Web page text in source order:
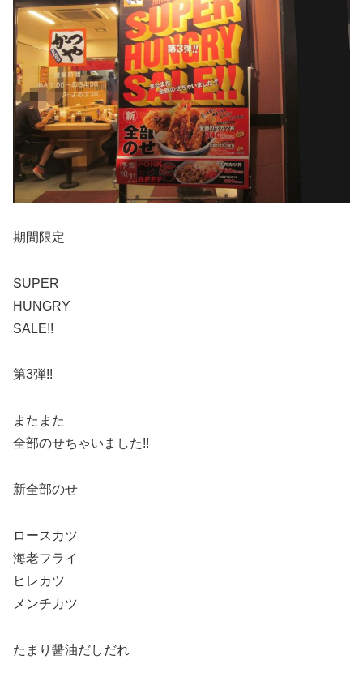
期間限定
SUPER
HUNGRY
SALE!!
第3弾!!
またまた
全部のせちゃいました!!
新全部のせ
ロースカツ
海老フライ
ヒレカツ
メンチカツ
たまり醤油だしだれ